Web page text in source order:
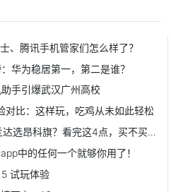
、腾讯手机管家们怎么样了？
华为稳居第一，第二是谁？
手引爆武汉广州高校
对比：这样玩，吃鸡从未如此轻松
昂科旗？看完这4点，买不买就懂了
中的任何一个就够你用了！
试玩体验